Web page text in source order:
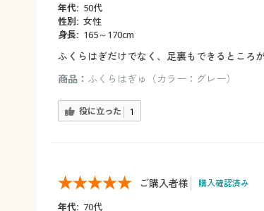
年代: 50代
性別: 女性
身長: 165～170cm
ふくらはぎだけでなく、足裏もできるところが
商品： ふくらはぎゅ（カラー：グレー）
役に立った 1
ご購入者様 購入確認済み
年代: 70代